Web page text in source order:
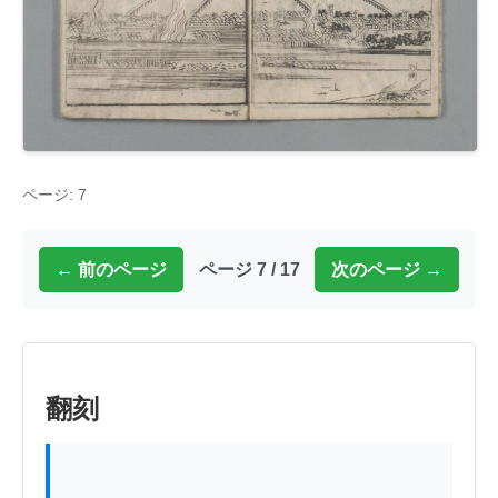
ページ: 7
← 前のページ ページ 7 / 17 次のページ →
翻刻